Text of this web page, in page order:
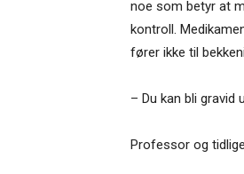
noe som betyr at
kontroll.
fører ikke til
– Du kan bli gravid
Professor og